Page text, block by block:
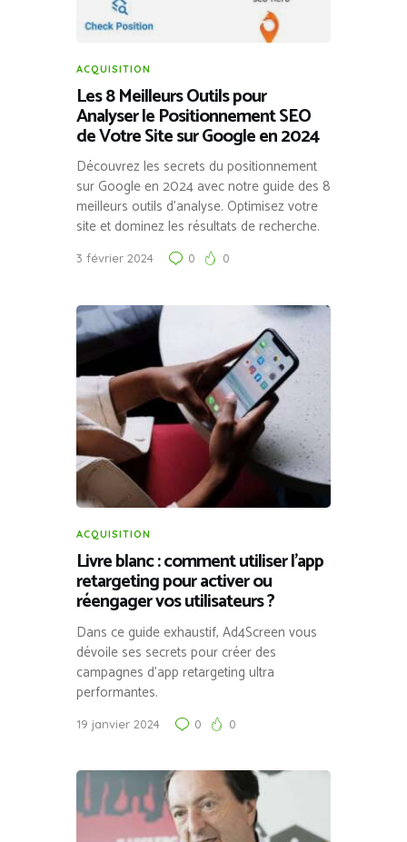
ACQUISITION
Les 8 Meilleurs Outils pour
Analyser le Positionnement SEO
de Votre Site sur Google en 2024
Découvrez les secrets du positionnement
sur Google en 2024 avec notre guide des 8
meilleurs outils d’analyse. Optimisez votre
site et dominez les résultats de recherche.
3 février 2024 0 0
ACQUISITION
Livre blanc : comment utiliser l’app
retargeting pour activer ou
réengager vos utilisateurs ?
Dans ce guide exhaustif, Ad4Screen vous
dévoile ses secrets pour créer des
campagnes d’app retargeting ultra
performantes.
19 janvier 2024 0 0